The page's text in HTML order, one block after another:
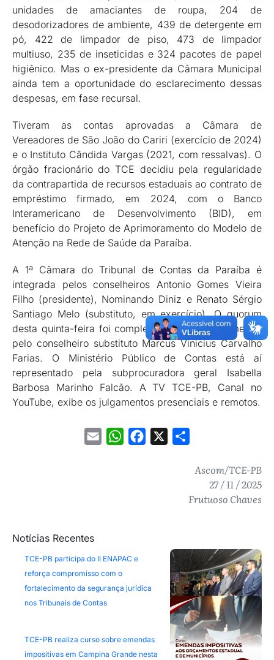
unidades de amaciantes de roupa, 204 de
desodorizadores de ambiente, 439 de detergente em
pó, 422 de limpador de piso, 473 de limpador
multiuso, 235 de inseticidas e 324 pacotes de papel
higiênico. Mas o ex-presidente da Câmara Municipal
ainda tem a oportunidade do esclarecimento dessas
despesas, em fase recursal.
Tiveram as contas aprovadas a Câmara de
Vereadores de São João do Cariri (exercício de 2024)
e o Instituto Cândida Vargas (2021, com ressalvas). O
órgão fracionário do TCE decidiu pela regularidade
da contrapartida de recursos estaduais ao contrato de
empréstimo firmado, em 2024, com o Banco
Interamericano de Desenvolvimento (BID), em
benefício do Projeto de Aprimoramento do Modelo de
Atenção na Rede de Saúde da Paraíba.
A 1ª Câmara do Tribunal de Contas da Paraíba é
integrada pelos conselheiros Antonio Gomes Vieira
Filho (presidente), Nominando Diniz e Renato Sérgio
Santiago Melo (substituto, em exercício). O quorum
desta quinta-feira foi completado, excepcionalmente,
pelo conselheiro substituto Marcus Vinicius Carvalho
Farias. O Ministério Público de Contas está aí
representado pela subprocuradora geral Isabella
Barbosa Marinho Falcão. A TV TCE-PB, Canal no
YouTube, exibe os julgamentos presenciais e remotos.
Email WhatsAppFacebook
Ascom/TCE-PB
27 / 11 / 2025
Frutuoso Chaves
Notícias Recentes
TCE-PB participa do II ENAPAC e
reforça compromisso com o
fortalecimento da segurança jurídica
nos Tribunais de Contas
TCE-PB realiza curso sobre emendas
impositivas em Campina Grande nesta